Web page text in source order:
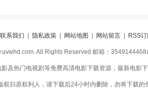
联系我们 隐私政策| 网站地图 网站留言| RSS订
All Rights Reserved 邮箱：
及热门电视剧等免费高清电影下载资源，最新电影
归原权利人，请下载后24小时内删除，勿将下载